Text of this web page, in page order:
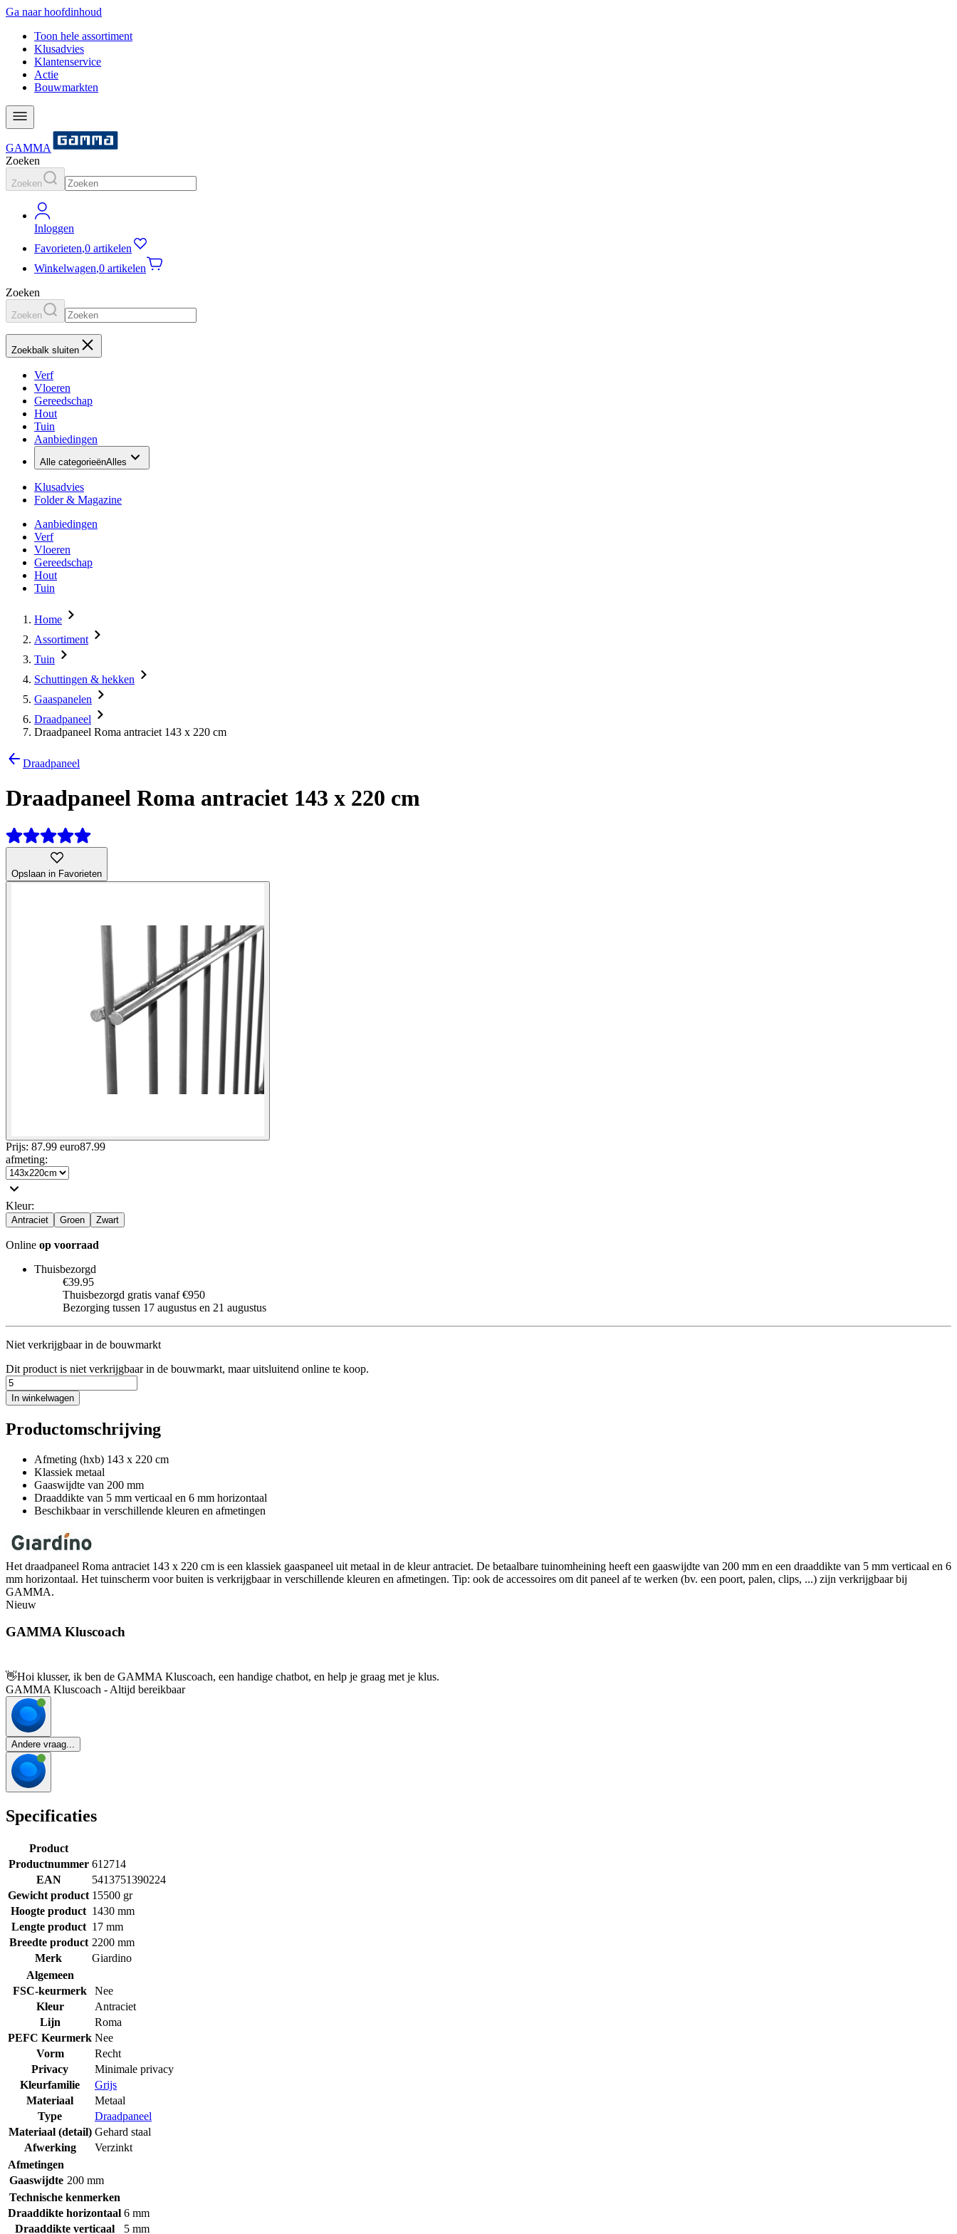
Ga naar hoofdinhoud
Toon hele assortiment
Klusadvies
Klantenservice
Actie
Bouwmarkten
GAMMA
Zoeken
Zoeken
Inloggen
Favorieten,0 artikelen
Winkelwagen,0 artikelen
Zoeken
Zoeken
Zoekbalk sluiten
Verf
Vloeren
Gereedschap
Hout
Tuin
Aanbiedingen
Alle categorieënAlles
Klusadvies
Folder & Magazine
Aanbiedingen
Verf
Vloeren
Gereedschap
Hout
Tuin
Home
Assortiment
Tuin
Schuttingen & hekken
Gaaspanelen
Draadpaneel
Draadpaneel Roma antraciet 143 x 220 cm
Draadpaneel
Draadpaneel Roma antraciet 143 x 220 cm
Opslaan in Favorieten
Prijs: 87.99 euro87.99
afmeting:
Kleur:
Antraciet Groen Zwart
Online op voorraad
Thuisbezorgd
€39.95
Thuisbezorgd gratis vanaf €950
Bezorging tussen 17 augustus en 21 augustus
Niet verkrijgbaar in de bouwmarkt
Dit product is niet verkrijgbaar in de bouwmarkt, maar uitsluitend online te koop.
In winkelwagen
Productomschrijving
Afmeting (hxb) 143 x 220 cm
Klassiek metaal
Gaaswijdte van 200 mm
Draaddikte van 5 mm verticaal en 6 mm horizontaal
Beschikbaar in verschillende kleuren en afmetingen
Het draadpaneel Roma antraciet 143 x 220 cm is een klassiek gaaspaneel uit metaal in de kleur antraciet. De betaalbare tuinomheining heeft een gaaswijdte van 200 mm en een draaddikte van 5 mm verticaal en 6
mm horizontaal. Het tuinscherm voor buiten is verkrijgbaar in verschillende kleuren en afmetingen. Tip: ook de accessoires om dit paneel af te werken (bv. een poort, palen, clips, ...) zijn verkrijgbaar bij
GAMMA.
Nieuw
GAMMA Kluscoach
👋Hoi klusser, ik ben de GAMMA Kluscoach, een handige chatbot, en help je graag met je klus.
GAMMA Kluscoach - Altijd bereikbaar
Andere vraag...
Specificaties
Product
Productnummer 612714
EAN
5413751390224
Gewicht product 15500 gr
Hoogte product 1430 mm
Lengte product 17 mm
Breedte product 2200 mm
Merk
Giardino
Algemeen
FSC-keurmerk
Nee
Kleur
Antraciet
Lijn
Roma
PEFC Keurmerk Nee
Vorm
Recht
Privacy
Minimale privacy
Kleurfamilie
Grijs
Materiaal
Metaal
Type
Draadpaneel
Materiaal (detail) Gehard staal
Afwerking
Verzinkt
Afmetingen
Gaaswijdte 200 mm
Technische kenmerken
Draaddikte horizontaal 6 mm
Draaddikte verticaal
5 mm